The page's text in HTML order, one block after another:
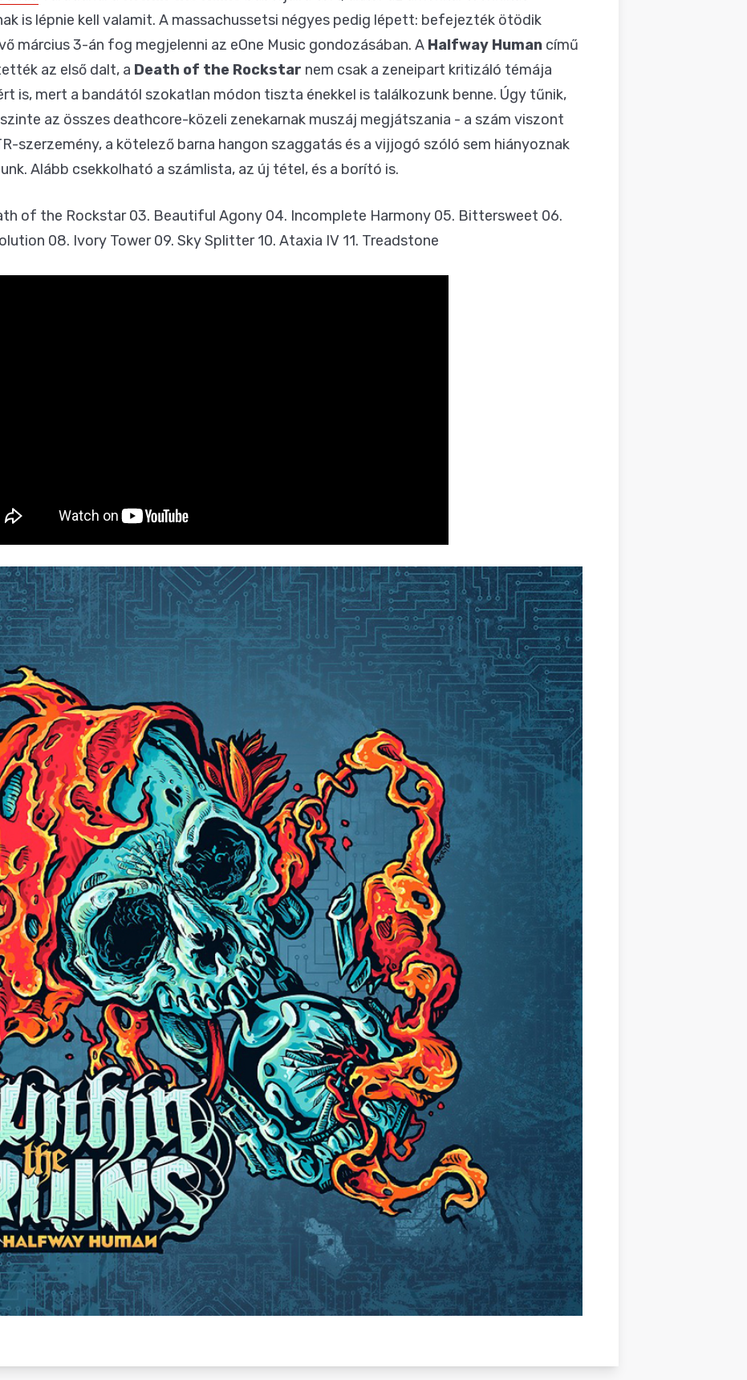
is lépnie kell valamit. A massachussetsi négyes pedig lépett: befejezték ötödik
március 3-án fog megjelenni az eOne Music gondozásában. A Halfway Human című
az első dalt, a Death of the Rockstar nem csak a zeneipart kritizáló témája
is, mert a bandától szokatlan módon tiszta énekkel is találkozunk benne. Úgy tűnik,
az összes deathcore-közeli zenekarnak muszáj megjátszania - a szám viszont
szerzemény, a kötelező barna hangon szaggatás és a vijjogó szóló sem hiányoznak
Alább csekkolható a számlista, az új tétel, és a borító is.
of the Rockstar 03. Beautiful Agony 04. Incomplete Harmony 05. Bittersweet 06.
08. Ivory Tower 09. Sky Splitter 10. Ataxia IV 11. Treadstone